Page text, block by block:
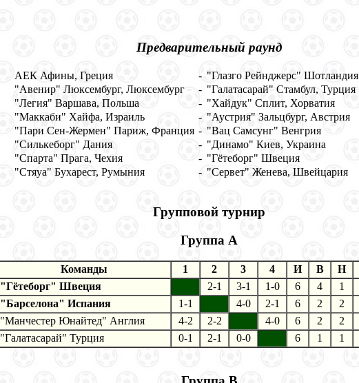
Предварительный раунд
АЕК Афины, Греция - "Глазго Рейнджерс" Шотландия
"Авенир" Люксембург, Люксембург
- "Галатасарай" Стамбул, Турция
"Легия" Варшава, Польша
- "Хайдук" Сплит, Хорватия
"Маккаби" Хайфа, Израиль
- "Аустрия" Зальцбург, Австрия
"Пари Сен-Жермен" Париж, Франция - "Вац Самсунг" Венгрия
"Силькеборг" Дания
- "Динамо" Киев, Украина
"Спарта" Прага, Чехия
- "Гётеборг" Швеция
"Стяуа" Бухарест, Румыния
- "Сервет" Женева, Швейцария
Групповой турнир
Группа А
Команды 1 2 3 4 И В Н
"Гётеборг" Швеция 2-1 3-1 1-0 6 4 1
"Барселона" Испания 1-1 4-0 2-1 6 2 2
"Манчестер Юнайтед" Англия 4-2 2-2 4-0 6 2 2
"Галатасарай" Турция 0-1 2-1 0-0 6 1 1